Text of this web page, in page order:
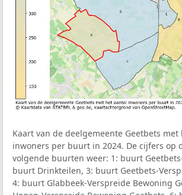
Kaart van de deelgemeente Geetbets met
inwoners per buurt in 2024. De cijfers op
volgende buurten weer: 1: buurt
buurt Drinkteilen, 3: buurt Geetbets-
4: buurt Glabbeek-Verspreide Bewoning